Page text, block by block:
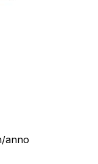
anno